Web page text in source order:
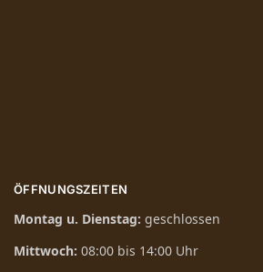
ÖFFNUNGSZEITEN
Montag u. Dienstag: geschlossen
Mittwoch: 08:00 bis 14:00 Uhr